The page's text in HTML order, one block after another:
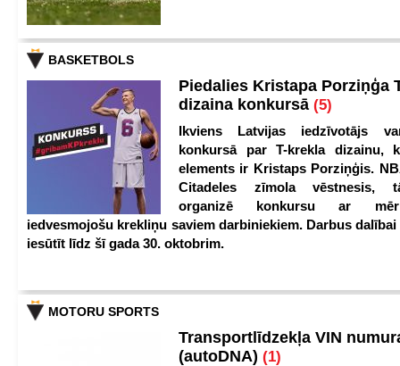
BASKETBOLS
Piedalies Kristapa Porziņģa
dizaina konkursā (5)
Ikviens Latvijas iedzīvotājs
konkursā par T-krekla dizainu,
elements ir Kristaps Porziņģis.
Citadeles zīmola vēstnesis,
organizē konkursu ar
iedvesmojošu krekliņu saviem darbiniekiem. Darbus
iesūtīt līdz šī gada 30. oktobrim.
MOTORU SPORTS
Transportlīdzekļa VIN
(autoDNA) (1)